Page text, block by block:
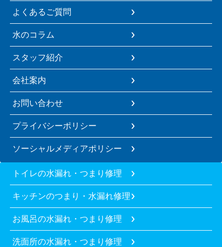
よくあるご質問
水のコラム
スタッフ紹介
会社案内
お問い合わせ
プライバシーポリシー
ソーシャルメディアポリシー
トイレの水漏れ・つまり修理
キッチンのつまり・水漏れ修理
お風呂の水漏れ・つまり修理
洗面所の水漏れ・つまり修理